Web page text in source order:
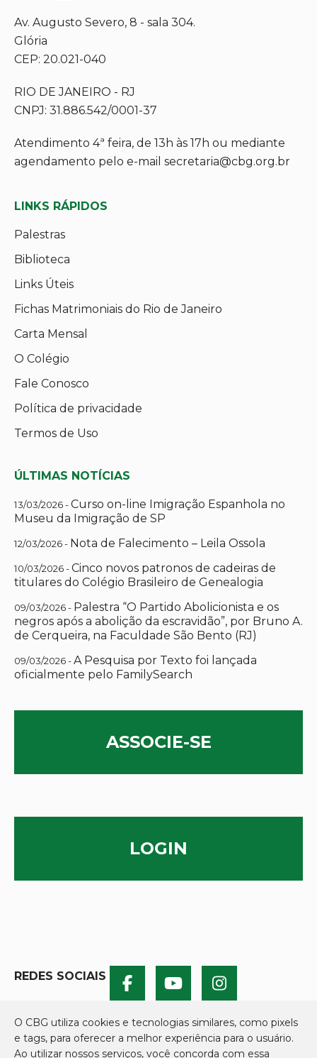
Av. Augusto Severo, 8 - sala 304.
Glória
CEP: 20.021-040
RIO DE JANEIRO - RJ
CNPJ: 31.886.542/0001-37
Atendimento 4ª feira, de 13h às 17h ou mediante
agendamento pelo e-mail secretaria@cbg.org.br
LINKS RÁPIDOS
Palestras
Biblioteca
Links Úteis
Fichas Matrimoniais do Rio de Janeiro
Carta Mensal
O Colégio
Fale Conosco
Política de privacidade
Termos de Uso
ÚLTIMAS NOTÍCIAS
13/03/2026 -Curso on-line Imigração Espanhola no
Museu da Imigração de SP
12/03/2026 - Nota de Falecimento – Leila Ossola
10/03/2026 -Cinco novos patronos de cadeiras de
titulares do Colégio Brasileiro de Genealogia
09/03/2026 - Palestra “O Partido Abolicionista e os
negros após a abolição da escravidão”, por Bruno A.
de Cerqueira, na Faculdade São Bento (RJ)
09/03/2026 -A Pesquisa por Texto foi lançada
oficialmente pelo FamilySearch
ASSOCIE-SE
LOGIN
REDES SOCIAIS
O CBG utiliza cookies e tecnologias similares, como pixels
e tags, para oferecer a melhor experiência para o usuário.
Ao utilizar nossos serviços, você concorda com essa